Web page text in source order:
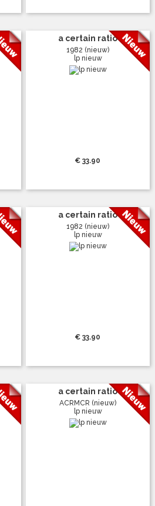
a certain ratio
1982 (nieuw)
lp nieuw
€ 33.90
a certain ratio
1982 (nieuw)
lp nieuw
€ 33.90
a certain ratio
ACRMCR (nieuw)
lp nieuw